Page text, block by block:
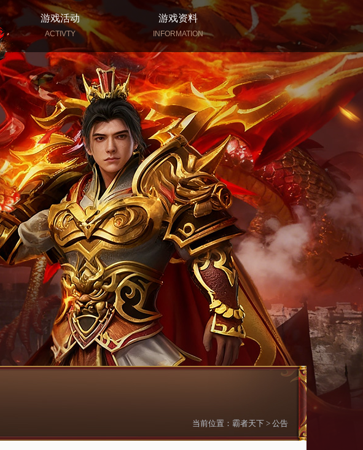
游戏活动
ACTIVTY
游戏资料
INFORMATION
当前位置： 霸者天下 > 公告